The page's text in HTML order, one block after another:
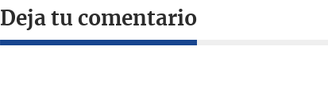
Deja tu comentario